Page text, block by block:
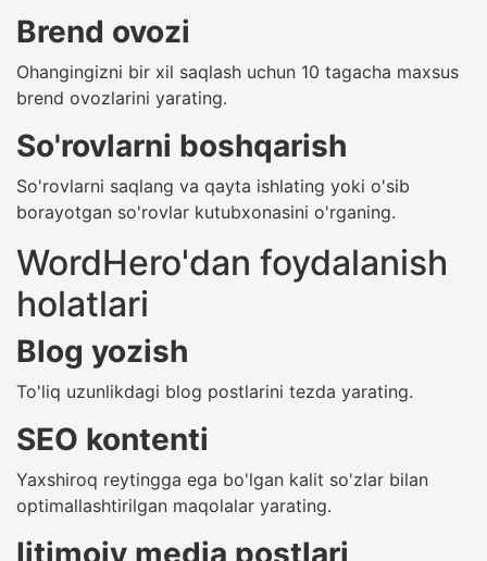
Brend ovozi
Ohangingizni bir xil saqlash uchun 10 tagacha maxsus
brend ovozlarini yarating.
So'rovlarni boshqarish
So'rovlarni saqlang va qayta ishlating yoki o'sib
borayotgan so'rovlar kutubxonasini o'rganing.
WordHero'dan foydalanish
holatlari
Blog yozish
To'liq uzunlikdagi blog postlarini tezda yarating.
SEO kontenti
Yaxshiroq reytingga ega bo'lgan kalit so'zlar bilan
optimallashtirilgan maqolalar yarating.
Ijtimoiy media postlari